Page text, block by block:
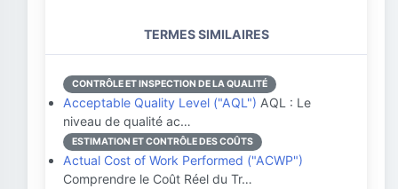
TERMES SIMILAIRES
CONTRÔLE ET INSPECTION DE LA QUALITÉ
Acceptable Quality Level ("AQL") AQL : Le
niveau de qualité ac…
ESTIMATION ET CONTRÔLE DES COÛTS
Actual Cost of Work Performed ("ACWP")
Comprendre le Coût Réel du Tr…